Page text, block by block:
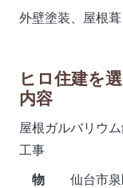
外壁塗装、屋根葺
ヒロ住建を
内容
屋根ガルバリウ
工事
物
仙台市泉